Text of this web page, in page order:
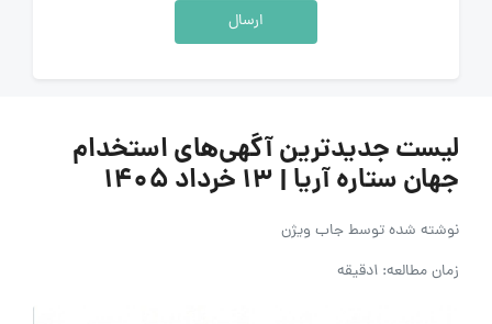
ارسال
لیست جدیدترین آگهی‌های استخدام
جهان ستاره آریا | ۱۳ خرداد ۱۴۰۵
نوشته شده توسطجاب ویژن
زمان مطالعه: 1دقیقه